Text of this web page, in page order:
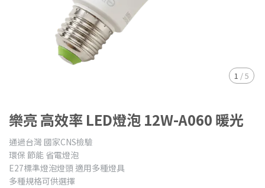
1 /5
樂亮 高效率 LED燈泡 12W-A060 暖光
通過台灣 國家CNS檢驗
環保 節能 省電燈泡
E27標準燈泡燈頭 適用多種燈具
多種規格可供選擇